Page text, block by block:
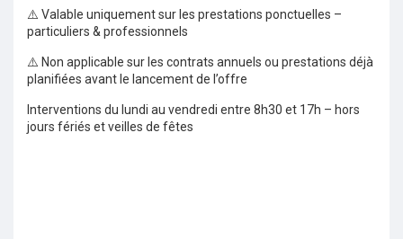
⚠️ Valable uniquement sur les prestations ponctuelles –
particuliers & professionnels
⚠️ Non applicable sur les contrats annuels ou prestations déjà
planifiées avant le lancement de l’offre
Interventions du lundi au vendredi entre 8h30 et 17h – hors
jours fériés et veilles de fêtes